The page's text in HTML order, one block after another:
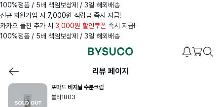
100%정품 / 5배 책임보상제 / 3일 해외배송
신규 회원가입 시 7,000원 적립금 즉시 지급!
카카오 플친 추가 시 3,000원 할인쿠폰 즉시 지급!
100%정품 / 5배 책임보상제 / 3일 해외배송
리뷰 페이지
포마드 비지날 수분크림
불리1803